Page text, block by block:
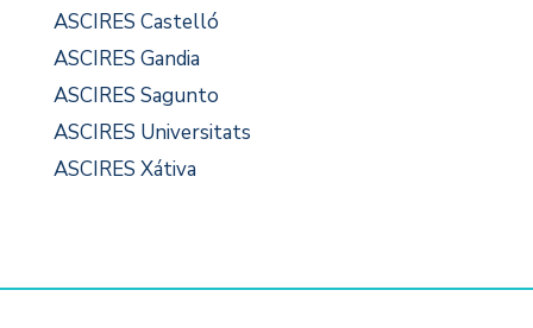
ASCIRES Castelló
ASCIRES Gandia
ASCIRES Sagunto
ASCIRES Universitats
ASCIRES Xátiva